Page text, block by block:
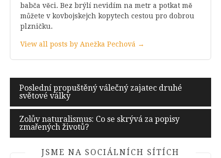
babča věci. Bez brýlí nevidím na metr a potkat mě
můžete v kovbojskejch kopytech cestou pro dobrou
plzničku.
View all posts by Anežka Pechová →
Navigace
pro
příspěvek
Poslední propuštěný válečný zajatec druhé
světové války
Zolův naturalismus: Co se skrývá za popisy
zmařených životů?
JSME NA SOCIÁLNÍCH SÍTÍCH